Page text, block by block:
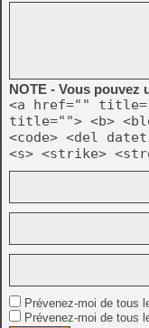
NOTE - Vous pouvez
<a href=""
title=""> <b>
<code> <del
<s> <strike>
Prévenez-moi de tous
Prévenez-moi de tous